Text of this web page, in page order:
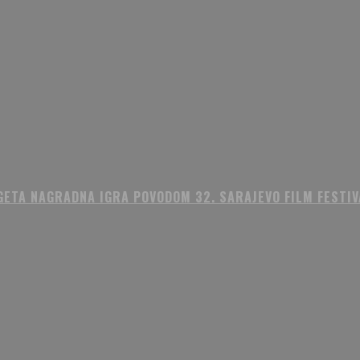
NAGRADNA IGRA POVODOM 32. SARAJEVO FILM